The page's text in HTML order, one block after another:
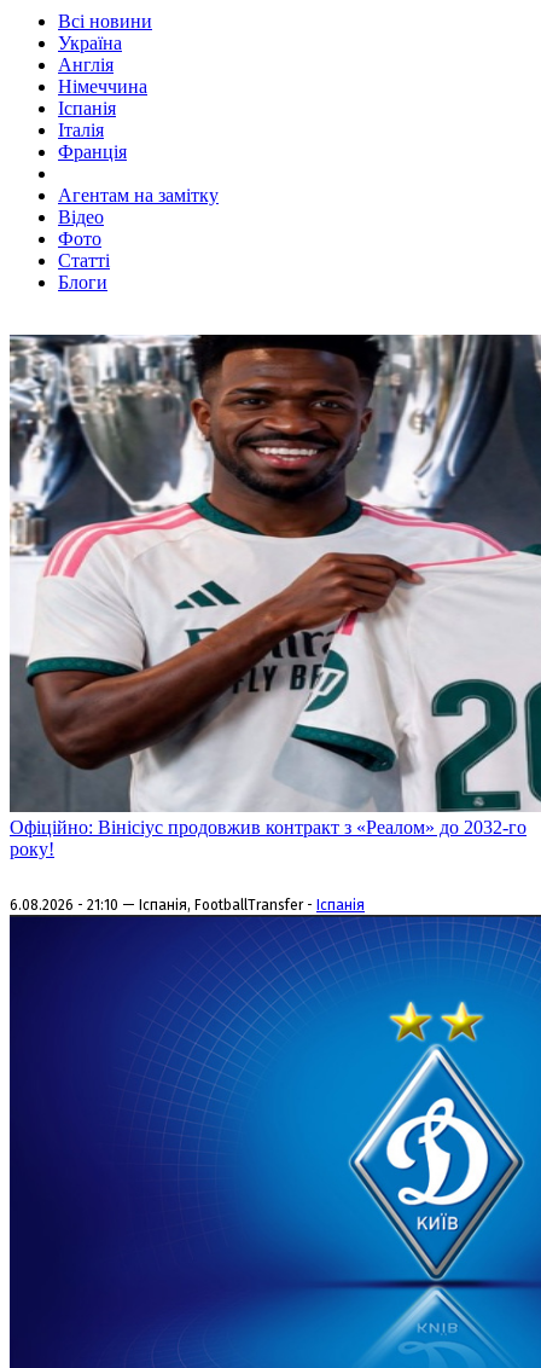
Всі новини
Україна
Англія
Німеччина
Іспанія
Італія
Франція
Агентам на замітку
Відео
Фото
Статті
Блоги
Офіційно: Вінісіус продовжив контракт з «Реалом» до 2032-го
року!
6.08.2026 - 21:10 — Іспанія, FootballTransfer - Іспанія